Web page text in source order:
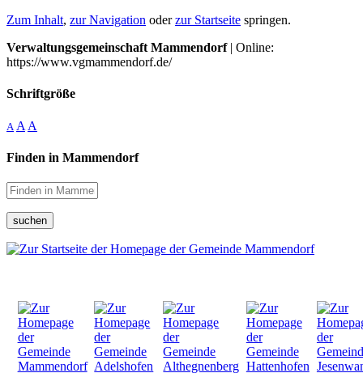
Zum Inhalt, zur Navigation oderzur Startseite springen.
Verwaltungsgemeinschaft Mammendorf| Online:
https://www.vgmammendorf.de/
Schriftgröße
A A A
Finden in Mammendorf
suchen